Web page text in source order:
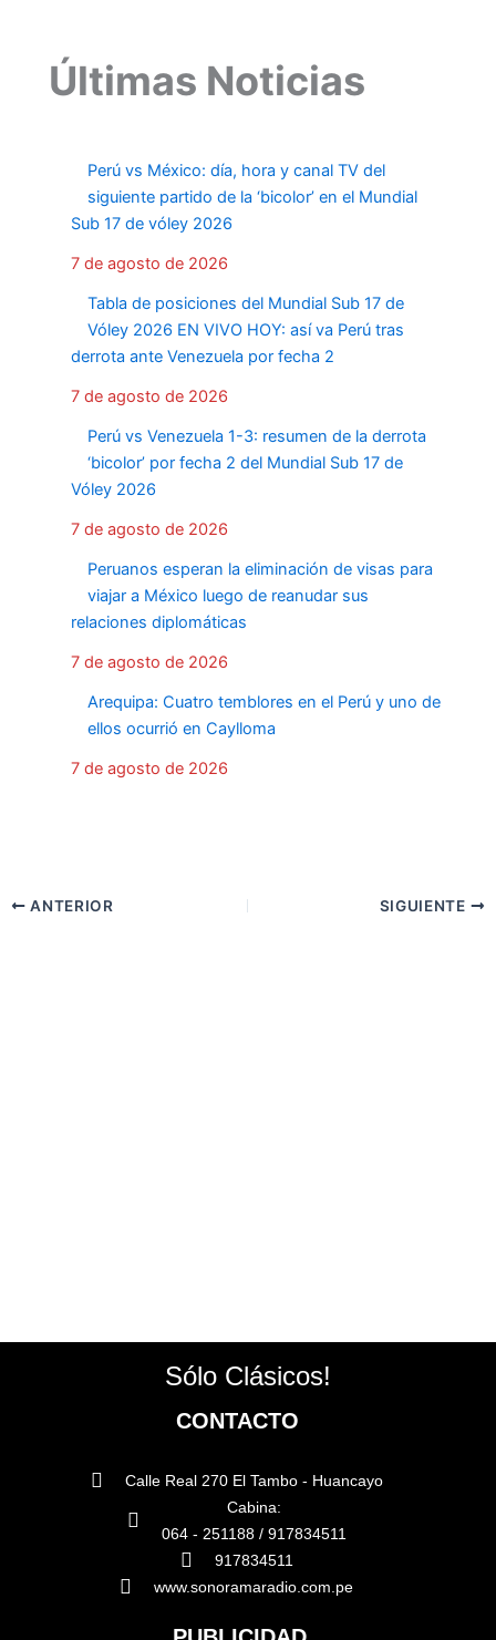
Últimas Noticias
Perú vs México: día, hora y canal TV del
siguiente partido de la ‘bicolor’ en el Mundial
Sub 17 de vóley 2026
7 de agosto de 2026
Tabla de posiciones del Mundial Sub 17 de
Vóley 2026 EN VIVO HOY: así va Perú tras
derrota ante Venezuela por fecha 2
7 de agosto de 2026
Perú vs Venezuela 1-3: resumen de la derrota
‘bicolor’ por fecha 2 del Mundial Sub 17 de
Vóley 2026
7 de agosto de 2026
Peruanos esperan la eliminación de visas para
viajar a México luego de reanudar sus
relaciones diplomáticas
7 de agosto de 2026
Arequipa: Cuatro temblores en el Perú y uno de
ellos ocurrió en Caylloma
7 de agosto de 2026
ANTERIOR SIGUIENTE
Sólo Clásicos!
CONTACTO
Calle Real 270 El Tambo - Huancayo
Cabina:
064 - 251188 / 917834511
917834511
www.sonoramaradio.com.pe